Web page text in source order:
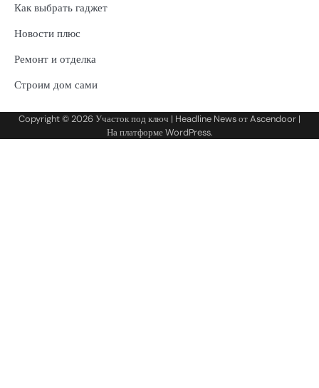
Как выбрать гаджет
Новости плюс
Ремонт и отделка
Строим дом сами
Copyright © 2026Участок под ключ | Headline News отAscendoor |
На платформеWordPress.